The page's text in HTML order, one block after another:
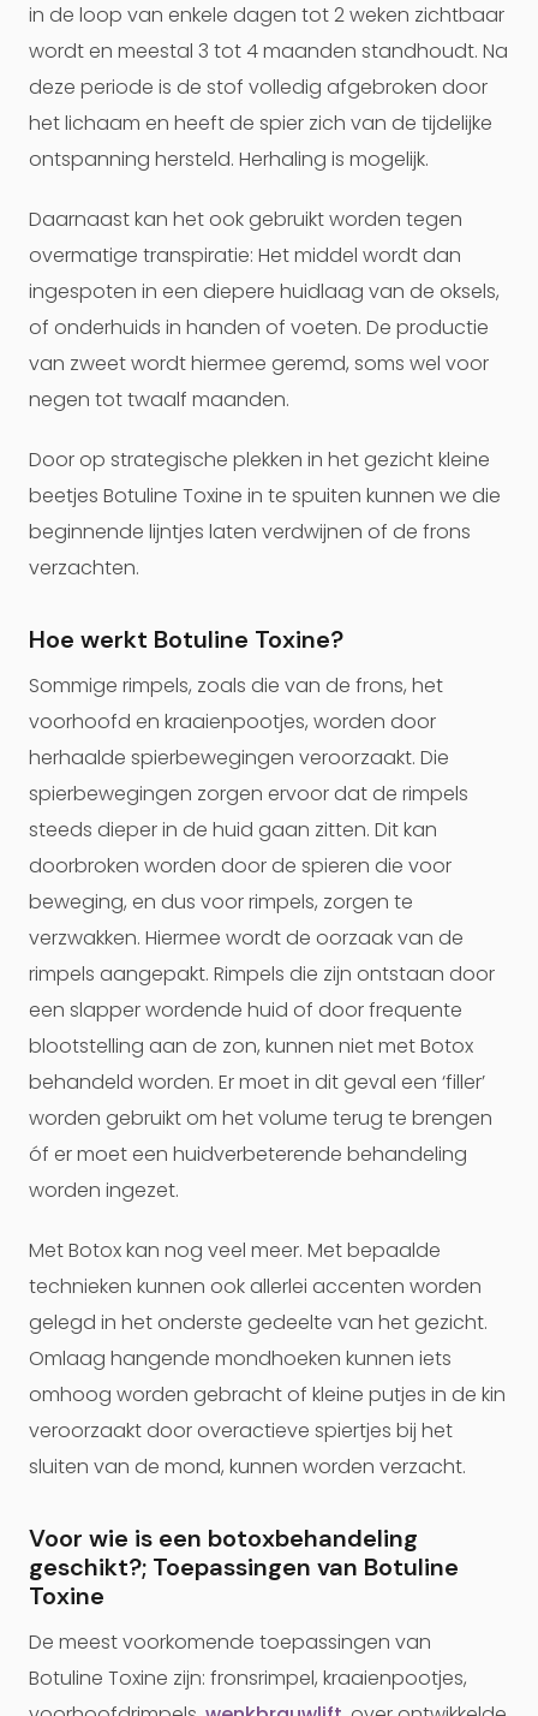
in de loop van enkele dagen tot 2 weken zichtbaar
wordt en meestal 3 tot 4 maanden standhoudt. Na
deze periode is de stof volledig afgebroken door
het lichaam en heeft de spier zich van de tijdelijke
ontspanning hersteld. Herhaling is mogelijk.
Daarnaast kan het ook gebruikt worden tegen
overmatige transpiratie: Het middel wordt dan
ingespoten in een diepere huidlaag van de oksels,
of onderhuids in handen of voeten. De productie
van zweet wordt hiermee geremd, soms wel voor
negen tot twaalf maanden.
Door op strategische plekken in het gezicht kleine
beetjes Botuline Toxine in te spuiten kunnen we die
beginnende lijntjes laten verdwijnen of de frons
verzachten.
Hoe werkt Botuline Toxine?
Sommige rimpels, zoals die van de frons, het
voorhoofd en kraaienpootjes, worden door
herhaalde spierbewegingen veroorzaakt. Die
spierbewegingen zorgen ervoor dat de rimpels
steeds dieper in de huid gaan zitten. Dit kan
doorbroken worden door de spieren die voor
beweging, en dus voor rimpels, zorgen te
verzwakken. Hiermee wordt de oorzaak van de
rimpels aangepakt. Rimpels die zijn ontstaan door
een slapper wordende huid of door frequente
blootstelling aan de zon, kunnen niet met Botox
behandeld worden. Er moet in dit geval een ‘filler’
worden gebruikt om het volume terug te brengen
óf er moet een huidverbeterende behandeling
worden ingezet.
Met Botox kan nog veel meer. Met bepaalde
technieken kunnen ook allerlei accenten worden
gelegd in het onderste gedeelte van het gezicht.
Omlaag hangende mondhoeken kunnen iets
omhoog worden gebracht of kleine putjes in de kin
veroorzaakt door overactieve spiertjes bij het
sluiten van de mond, kunnen worden verzacht.
Voor wie is een botoxbehandeling
geschikt?; Toepassingen van Botuline
Toxine
De meest voorkomende toepassingen van
Botuline Toxine zijn: fronsrimpel, kraaienpootjes,